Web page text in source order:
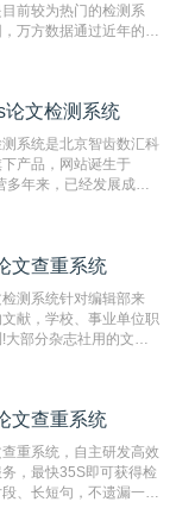
前较为热门的检测系
万方数据通过近年的发
于知网而言，万方检测
论文检测系统
系统是北京智齿数汇科
产品，网站诞生于
多年来，已经发展成为
度高，市场反映良好。
文查重系统
测系统针对编辑部来
献，学校、事业单位职
大部分杂志社用的文献
和已发表的文献,检测
一作者,才能排除已发
（限制字符数1万）
文查重系统
重系统，自主研发高效
，最快35S即可获得检
、长短句，不遗漏一处